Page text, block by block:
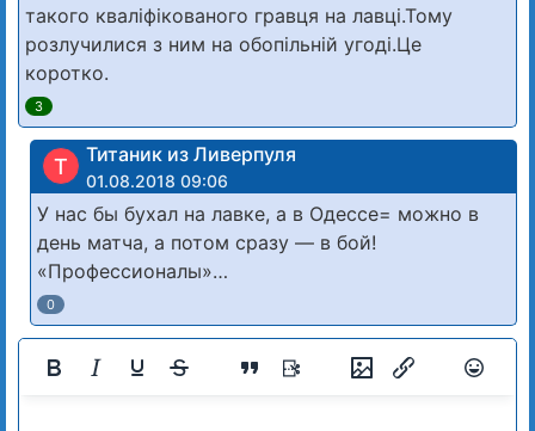
такого кваліфікованого гравця на лавці.Тому
розлучилися з ним на обопільній угоді.Це
коротко.
3
Т Титаник из Ливерпуля
01.08.2018 09:06
У нас бы бухал на лавке, а в Одессе= можно в
день матча, а потом сразу — в бой!
«Профессионалы»…
0